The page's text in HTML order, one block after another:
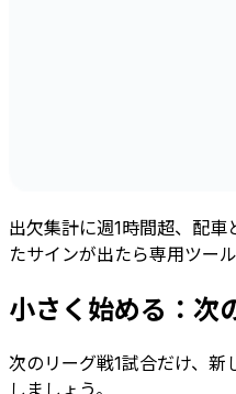
出欠集計に週1時間超、配
たサインが出たら専用ツー
小さく始める：次
次のリーグ戦1試合だけ、
しましょう。